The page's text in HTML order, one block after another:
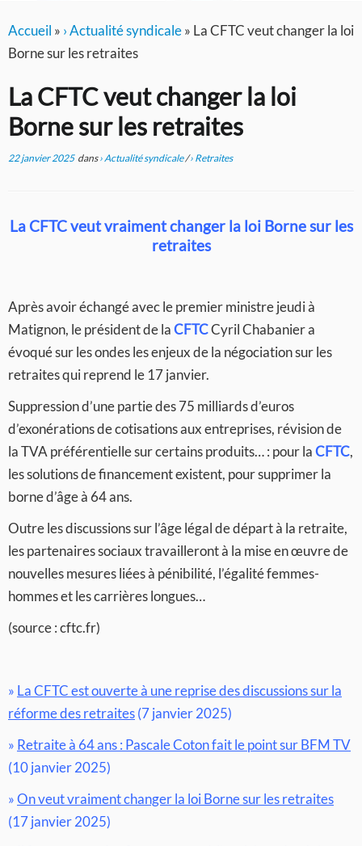
Accueil » › Actualité syndicale» La CFTC veut changer la loi
Borne sur les retraites
La CFTC veut changer la loi
Borne sur les retraites
22 janvier 2025dans› Actualité syndicale/› Retraites
La CFTC veut vraiment changer la loi Borne sur les
retraites
Après avoir échangé avec le premier ministre jeudi à
Matignon, le président de laCFTCCyril Chabanier a
évoqué sur les ondes les enjeux de la négociation sur les
retraites qui reprend le 17 janvier.
Suppression d’une partie des 75 milliards d’euros
d’exonérations de cotisations aux entreprises, révision de
la TVA préférentielle sur certains produits… : pour laCFTC,
les solutions de financement existent, pour supprimer la
borne d’âge à 64 ans.
Outre les discussions sur l’âge légal de départ à la retraite,
les partenaires sociaux travailleront à la mise en œuvre de
nouvelles mesures liées à pénibilité, l’égalité femmes-
hommes et les carrières longues…
(source : cftc.fr)
» La CFTC est ouverte à une reprise des discussions sur la
réforme des retraites(7 janvier 2025)
» Retraite à 64 ans : Pascale Coton fait le point sur BFM TV
(10 janvier 2025)
»On veut vraiment changer la loi Borne sur les retraites
(17 janvier 2025)